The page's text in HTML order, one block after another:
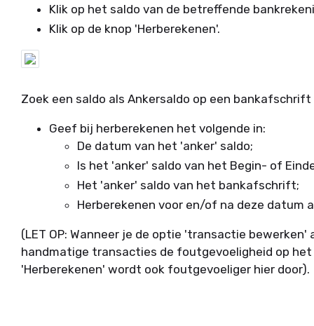
Klik op het saldo van de betreffende
Klik op de knop 'Herberekenen'.
Zoek een saldo als Ankersaldo op een
Geef bij herberekenen het volgende in:
De datum van het 'anker' saldo;
Is het 'anker' saldo van het Begin- of
Het 'anker' saldo van het bankafschrift;
Herberekenen voor en/of na deze datum
(LET OP: Wanneer je de optie 'transactie
handmatige transacties de foutgevoeligheid op
'Herberekenen' wordt ook foutgevoeliger hier door).